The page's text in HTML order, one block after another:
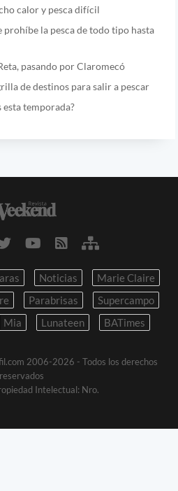
calor y pesca difícil
la pesca de todo tipo hasta
pasando por Claromecó
de destinos para salir a pescar
esta temporada?
Noticias
Marie Claire
Parabrisas
Supercampo
Mia Lunateen BATimes
2006-2026 - Todos los derechos
reservados
Intelectual: Nro.